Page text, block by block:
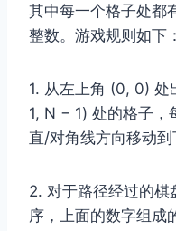
其中每一个格子处都
整数。游戏规则如下：
1. 从左上角 (0, 0) 处
1, N − 1) 处的格子，
直/对角线方向移动到
2. 对于路径经过的棋
序，上面的数字组成